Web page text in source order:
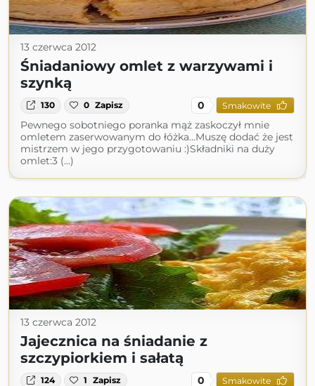
13 czerwca 2012
Śniadaniowy omlet z warzywami i
szynką
130 0 Zapisz 0 Smakowite
Pewnego sobotniego poranka mąż zaskoczył mnie
omletem zaserwowanym do łóżka...Muszę dodać że jest
mistrzem w jego przygotowaniu :)Składniki na duży
omlet:3 (...)
13 czerwca 2012
Jajecznica na śniadanie z
szczypiorkiem i sałatą
124 1 Zapisz 0 Smakowite